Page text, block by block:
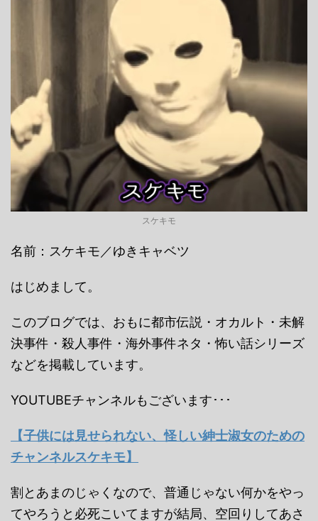
スケキモ
名前：スケキモ／ゆきキャベツ
はじめまして。
このブログでは、おもに都市伝説・オカルト・未解
決事件・殺人事件・海外事件ネタ・怖い話シリーズ
などを掲載しています。
YOUTUBEチャンネルもございます･･･
【子供には見せられない、怪しい紳士淑女のための
チャンネルスケキモ】
割とあまのじゃくなので、普通じゃない何かをやっ
てやろうと必死こいてますが結局、空回りしてあさ